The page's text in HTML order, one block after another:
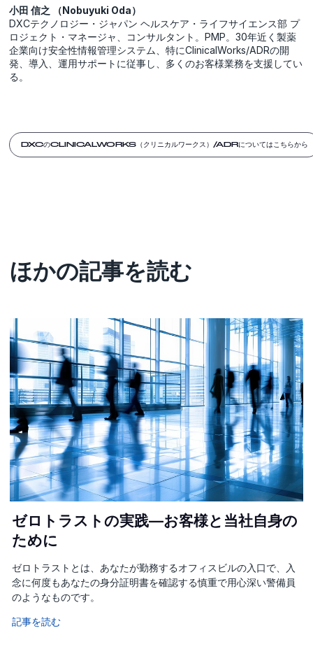
小田 信之 （Nobuyuki Oda）
DXCテクノロジー・ジャパン ヘルスケア・ライフサイエンス部 プ
ロジェクト・マネージャ、コンサルタント。PMP。30年近く製薬
企業向け安全性情報管理システム、特にClinicalWorks/ADRの開
発、導入、運用サポートに従事し、多くのお客様業務を支援してい
る。
DXCのCLINICALWORKS（クリニカルワークス）/ADRについてはこちらから
ほかの記事を読む
ゼロトラストの実践—お客様と当社自身の
ために
ゼロトラストとは、あなたが勤務するオフィスビルの入口で、入
念に何度もあなたの身分証明書を確認する慎重で用心深い警備員
のようなものです。
記事を読む